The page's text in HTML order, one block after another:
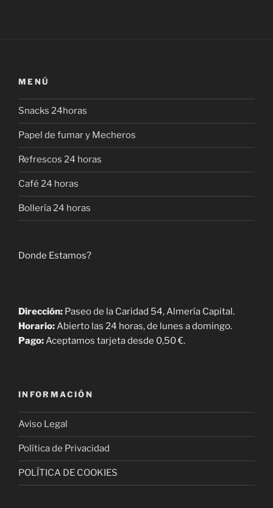
MENÚ
Snacks 24horas
Papel de fumar y Mecheros
Refrescos 24 horas
Café 24 horas
Bollería 24 horas
Donde Estamos?
Dirección: Paseo de la Caridad 54, Almería Capital.
Horario: Abierto las 24 horas, de lunes a domingo.
Pago: Aceptamos tarjeta desde 0,50 €.
INFORMACIÓN
Aviso Legal
Política de Privacidad
POLÍTICA DE COOKIES